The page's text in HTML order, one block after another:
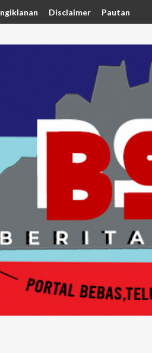
Disclaimer Pautan